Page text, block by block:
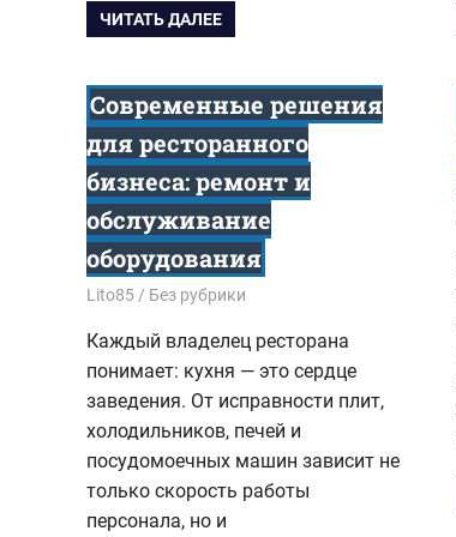
ЧИТАТЬ ДАЛЕЕ
Современные решения
для ресторанного
бизнеса: ремонт и
обслуживание
оборудования
21.09.2025
Lito85 Без рубрики
Каждый владелец ресторана
понимает: кухня — это сердце
заведения. От исправности плит,
холодильников, печей и
посудомоечных машин зависит не
только скорость работы
персонала, но и